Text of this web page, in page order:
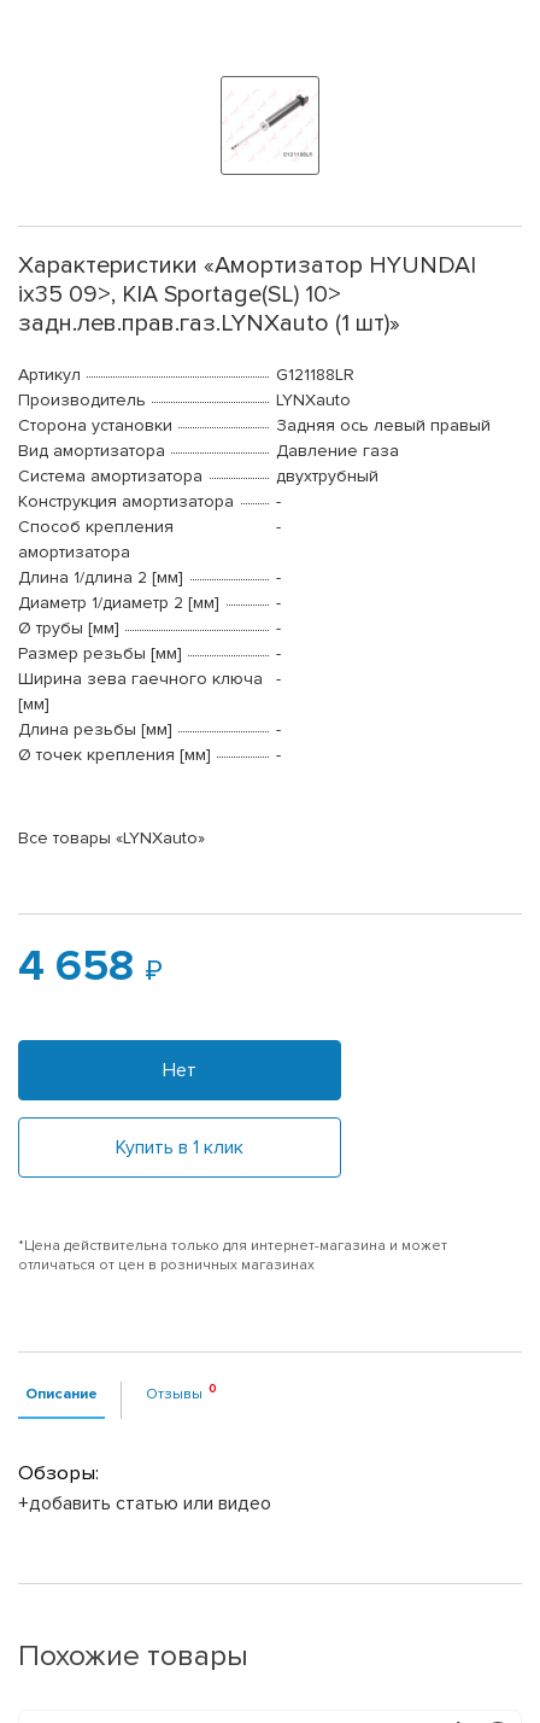
Характеристики «Амортизатор HYUNDAI
ix35 09>, KIA Sportage(SL) 10>
задн.лев.прав.газ.LYNXauto (1 шт)»
Артикул
G121188LR
Производитель
LYNXauto
Сторона установки
Задняя ось левый правый
Вид амортизатора
Давление газа
Система амортизатора
двухтрубный
Конструкция амортизатора
-
Способ крепления
амортизатора
-
Длина 1/длина 2 [мм]
-
Диаметр 1/диаметр 2 [мм]
-
Ø трубы [мм]
-
Размер резьбы [мм]
-
Ширина зева гаечного ключа
[мм]
-
Длина резьбы [мм]
-
Ø точек крепления [мм]
-
Все товары «LYNXauto»
4 658
Нет
Купить в 1 клик
*Цена действительна только для интернет-магазина и может
отличаться от цен в розничных магазинах
Описание Отзывы
Обзоры:
+добавить статью или видео
Похожие товары